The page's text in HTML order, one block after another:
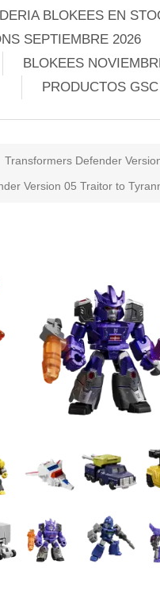
BLOKEES EN
SEPTIEMBRE 2026
BLOKEES
PRODUCTOS
Transformers Defender
Version 05 Traitor to